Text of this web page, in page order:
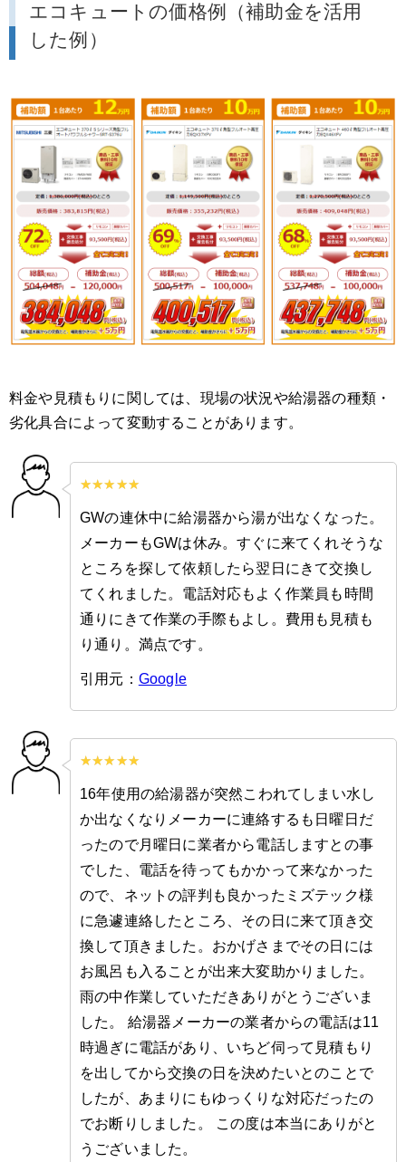
エコキュートの価格例（補助金を活用
した例）
料金や見積もりに関しては、現場の状況や給湯器の種類・
劣化具合によって変動することがあります。
GWの連休中に給湯器から湯が出なくなった。
メーカーもGWは休み。すぐに来てくれそうな
ところを探して依頼したら翌日にきて交換し
てくれました。電話対応もよく作業員も時間
通りにきて作業の手際もよし。費用も見積も
り通り。満点です。
引用元： Google
16年使用の給湯器が突然こわれてしまい水し
か出なくなりメーカーに連絡するも日曜日だ
ったので月曜日に業者から電話しますとの事
でした、電話を待ってもかかって来なかった
ので、ネットの評判も良かったミズテック様
に急遽連絡したところ、その日に来て頂き交
換して頂きました。おかげさまでその日には
お風呂も入ることが出来大変助かりました。
雨の中作業していただきありがとうございま
した。 給湯器メーカーの業者からの電話は11
時過ぎに電話があり、いちど伺って見積もり
を出してから交換の日を決めたいとのことで
したが、あまりにもゆっくりな対応だったの
でお断りしました。 この度は本当にありがと
うございました。